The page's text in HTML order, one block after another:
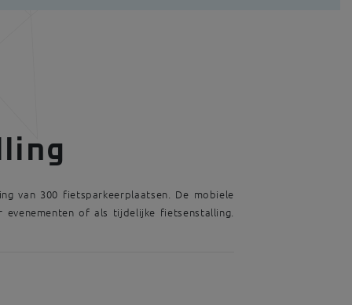
van 300 fietsparkeerplaatsen. De mobiele
of als tijdelijke fietsenstalling.